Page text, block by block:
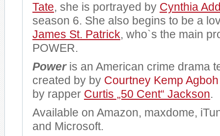
Tate, she is portrayed by Cynthia
season 6. She also begins to be a
James St. Patrick, who`s the main
POWER.
Poweris an American crime drama
created by by Courtney Kemp Agboh
by rapper Curtis „50 Cent“ Jackson.
Available on Amazon, maxdome,
and Microsoft.